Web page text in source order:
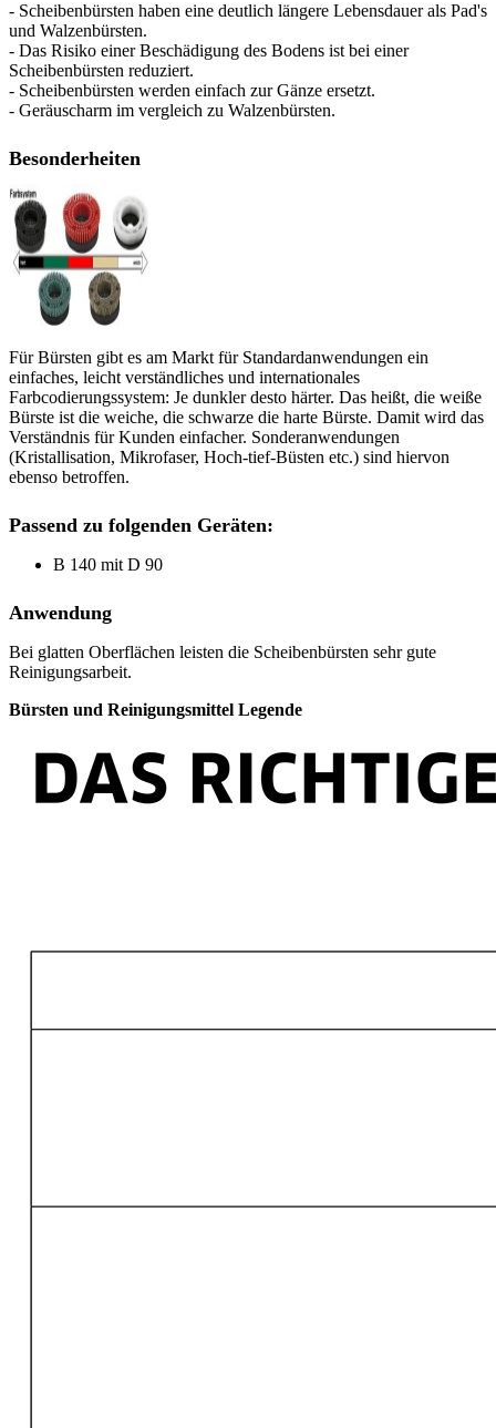
- Scheibenbürsten haben eine deutlich längere Lebensdauer als Pad's
und Walzenbürsten.
- Das Risiko einer Beschädigung des Bodens ist bei einer
Scheibenbürsten reduziert.
- Scheibenbürsten werden einfach zur Gänze ersetzt.
- Geräuscharm im vergleich zu Walzenbürsten.
Besonderheiten
Für Bürsten gibt es am Markt für Standardanwendungen ein
einfaches, leicht verständliches und internationales
Farbcodierungssystem: Je dunkler desto härter. Das heißt, die weiße
Bürste ist die weiche, die schwarze die harte Bürste. Damit wird das
Verständnis für Kunden einfacher. Sonderanwendungen
(Kristallisation, Mikrofaser, Hoch-tief-Büsten etc.) sind hiervon
ebenso betroffen.
Passend zu folgenden Geräten:
B 140 mit D 90
Anwendung
Bei glatten Oberflächen leisten die Scheibenbürsten sehr gute
Reinigungsarbeit.
Bürsten und Reinigungsmittel Legende